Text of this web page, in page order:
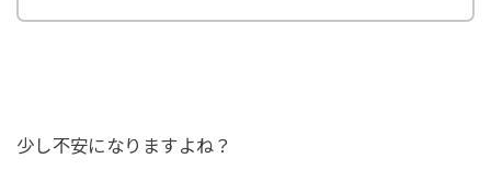
少し不安になりますよね？